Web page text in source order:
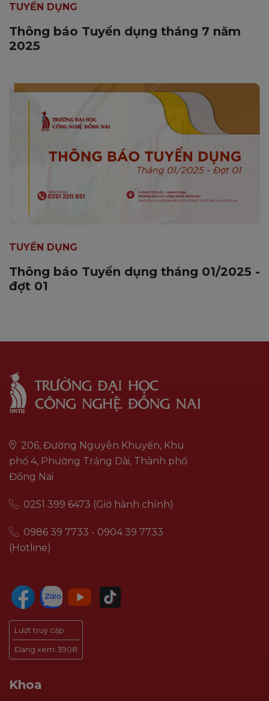
TUYỂN DỤNG
Thông báo Tuyển dụng tháng 7 năm
2025
TUYỂN DỤNG
Thông báo Tuyển dụng tháng 01/2025 -
đợt 01
206, Đường Nguyễn Khuyến, Khu
phố 4, Phường Trảng Dài, Thành phố
Đồng Nai
0251 399 6473 (Giờ hành chính)
0986 39 7733 - 0904 39 7733
(Hotline)
Lượt truy cập
Đang xem: 3908
Khoa